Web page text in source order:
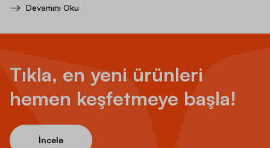
Devamını Oku
Tıkla, en yeni ürünleri
hemen keşfetmeye başla!
İncele